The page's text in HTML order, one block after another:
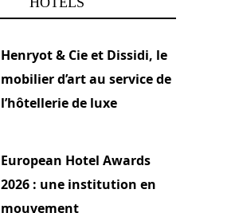
Henryot & Cie et Dissidi, le
mobilier d’art au service de
l’hôtellerie de luxe
European Hotel Awards
2026 : une institution en
mouvement